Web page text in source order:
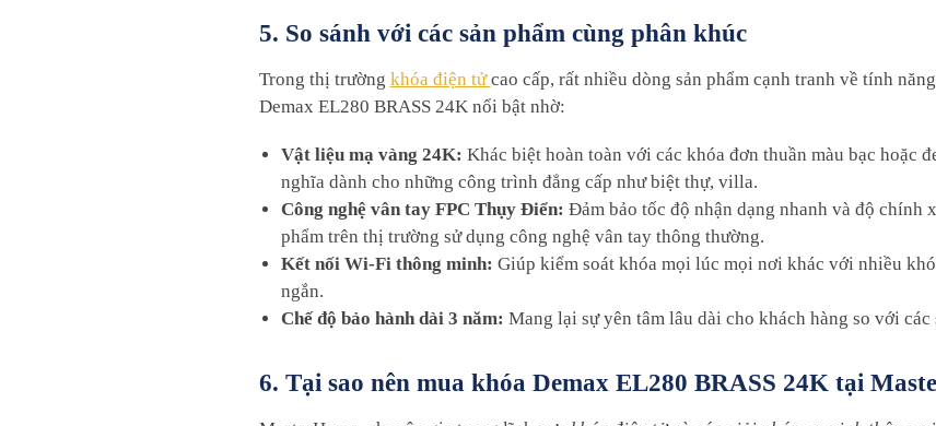
5. So sánh với các sản phẩm cùng phân khúc
Trong thị trường khóa điện tửcao cấp, rất nhiều dòng sản phẩm cạnh tranh về tính
Demax EL280 BRASS 24K nổi bật nhờ:
Vật liệu mạ vàng 24K: Khác biệt hoàn toàn với các khóa đơn thuần màu bạc hoặc
nghĩa dành cho những công trình đẳng cấp như biệt thự, villa.
Công nghệ vân tay FPC Thụy Điển: Đảm bảo tốc độ nhận dạng nhanh và độ chính
phẩm trên thị trường sử dụng công nghệ vân tay thông thường.
Kết nối Wi-Fi thông minh: Giúp kiểm soát khóa mọi lúc mọi nơi khác với nhiều
ngắn.
Chế độ bảo hành dài 3 năm: Mang lại sự yên tâm lâu dài cho khách hàng so với các
6. Tại sao nên mua khóa Demax EL280 BRASS 24K tại